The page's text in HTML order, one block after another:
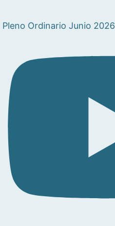
Pleno Ordinario Junio 2026